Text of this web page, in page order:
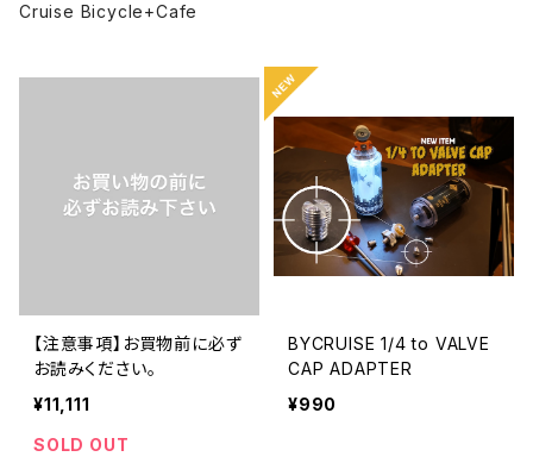
Cruise Bicycle+Cafe
【注意事項】お買物前に必ず
お読みください。
¥11,111
SOLD OUT
BYCRUISE 1/4 to VALVE
CAP ADAPTER
¥990